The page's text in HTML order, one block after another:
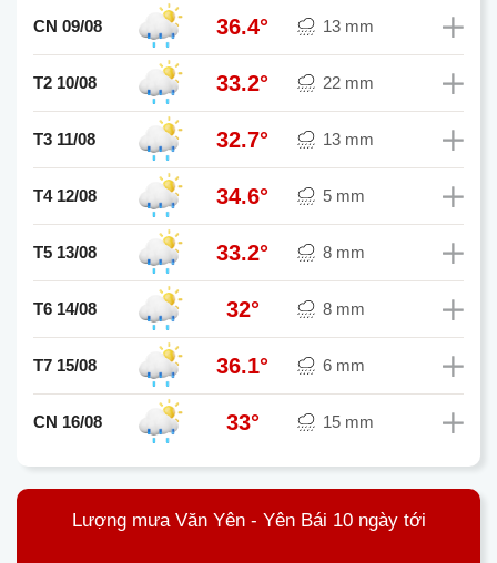
CN 09/08 36.4° 13 mm
T2 10/08 33.2° 22 mm
T3 11/08 32.7° 13 mm
T4 12/08 34.6° 5 mm
T5 13/08 33.2° 8 mm
T6 14/08 32° 8 mm
T7 15/08 36.1° 6 mm
CN 16/08 33° 15 mm
Lượng mưa Văn Yên - Yên Bái 10 ngày tới